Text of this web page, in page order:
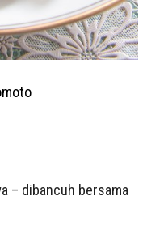
– dibancuh bersama